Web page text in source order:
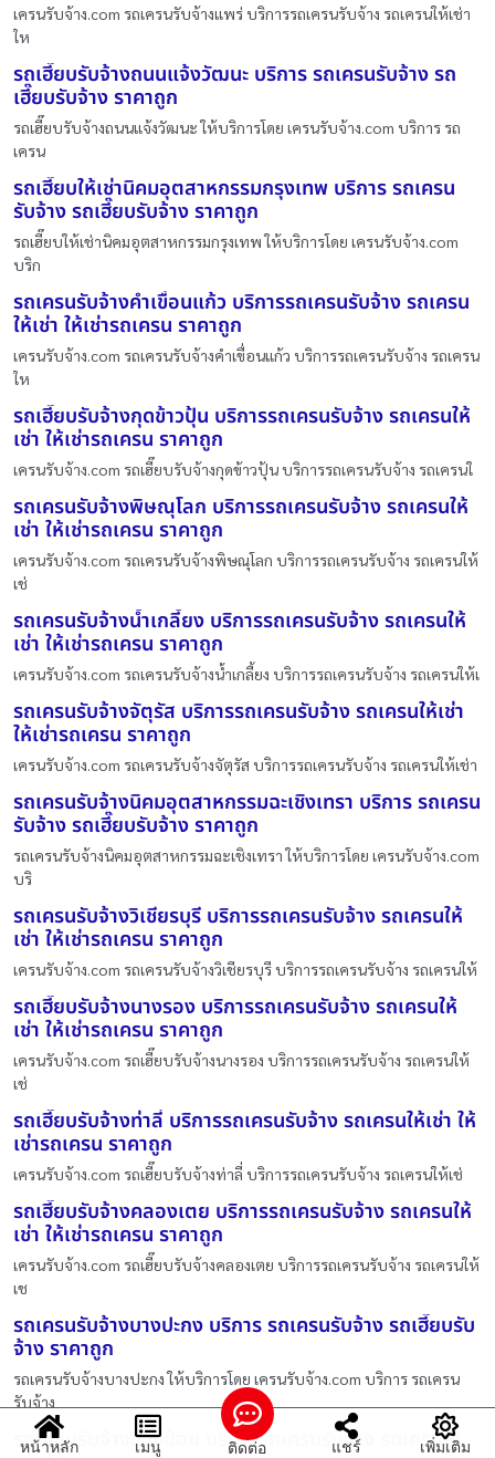
เครนรับจ้าง.com รถเครนรับจ้างแพร่ บริการรถเครนรับจ้าง รถเครนให้เช่า
ให
รถเฮี๊ยบรับจ้างถนนแจ้งวัฒนะ บริการ รถเครนรับจ้าง รถ
เฮี๊ยบรับจ้าง ราคาถูก
รถเฮี๊ยบรับจ้างถนนแจ้งวัฒนะ ให้บริการโดย เครนรับจ้าง.com บริการ รถ
เครน
รถเฮี๊ยบให้เช่านิคมอุตสาหกรรมกรุงเทพ บริการ รถเครน
รับจ้าง รถเฮี๊ยบรับจ้าง ราคาถูก
รถเฮี๊ยบให้เช่านิคมอุตสาหกรรมกรุงเทพ ให้บริการโดย เครนรับจ้าง.com
บริก
รถเครนรับจ้างคำเขื่อนแก้ว บริการรถเครนรับจ้าง รถเครน
ให้เช่า ให้เช่ารถเครน ราคาถูก
เครนรับจ้าง.com รถเครนรับจ้างคำเขื่อนแก้ว บริการรถเครนรับจ้าง รถเครน
ให
รถเฮี๊ยบรับจ้างกุดข้าวปุ้น บริการรถเครนรับจ้าง รถเครนให้
เช่า ให้เช่ารถเครน ราคาถูก
เครนรับจ้าง.com รถเฮี๊ยบรับจ้างกุดข้าวปุ้น บริการรถเครนรับจ้าง รถเครนใ
รถเครนรับจ้างพิษณุโลก บริการรถเครนรับจ้าง รถเครนให้
เช่า ให้เช่ารถเครน ราคาถูก
เครนรับจ้าง.com รถเครนรับจ้างพิษณุโลก บริการรถเครนรับจ้าง รถเครนให้
เช่
รถเครนรับจ้างน้ำเกลี้ยง บริการรถเครนรับจ้าง รถเครนให้
เช่า ให้เช่ารถเครน ราคาถูก
เครนรับจ้าง.com รถเครนรับจ้างน้ำเกลี้ยง บริการรถเครนรับจ้าง รถเครนให้เ
รถเครนรับจ้างจัตุรัส บริการรถเครนรับจ้าง รถเครนให้เช่า
ให้เช่ารถเครน ราคาถูก
เครนรับจ้าง.com รถเครนรับจ้างจัตุรัส บริการรถเครนรับจ้าง รถเครนให้เช่า
รถเครนรับจ้างนิคมอุตสาหกรรมฉะเชิงเทรา บริการ รถเครน
รับจ้าง รถเฮี๊ยบรับจ้าง ราคาถูก
รถเครนรับจ้างนิคมอุตสาหกรรมฉะเชิงเทรา ให้บริการโดย เครนรับจ้าง.com
บริ
รถเครนรับจ้างวิเชียรบุรี บริการรถเครนรับจ้าง รถเครนให้
เช่า ให้เช่ารถเครน ราคาถูก
เครนรับจ้าง.com รถเครนรับจ้างวิเชียรบุรี บริการรถเครนรับจ้าง รถเครนให้
รถเฮี๊ยบรับจ้างนางรอง บริการรถเครนรับจ้าง รถเครนให้
เช่า ให้เช่ารถเครน ราคาถูก
เครนรับจ้าง.com รถเฮี๊ยบรับจ้างนางรอง บริการรถเครนรับจ้าง รถเครนให้
เช่
รถเฮี๊ยบรับจ้างท่าลี่ บริการรถเครนรับจ้าง รถเครนให้เช่า ให้
เช่ารถเครน ราคาถูก
เครนรับจ้าง.com รถเฮี๊ยบรับจ้างท่าลี่ บริการรถเครนรับจ้าง รถเครนให้เช่
รถเฮี๊ยบรับจ้างคลองเตย บริการรถเครนรับจ้าง รถเครนให้
เช่า ให้เช่ารถเครน ราคาถูก
เครนรับจ้าง.com รถเฮี๊ยบรับจ้างคลองเตย บริการรถเครนรับจ้าง รถเครนให้
เช
รถเครนรับจ้างบางปะกง บริการ รถเครนรับจ้าง รถเฮี๊ยบรับ
จ้าง ราคาถูก
รถเครนรับจ้างบางปะกง ให้บริการโดย เครนรับจ้าง.com บริการ รถเครน
รับจ้าง
รถเฮี๊ยบรับจ้างแวงน้อย บริการรถเครนรับจ้าง รถเครนให้
หน้าหลัก เมนู ติดต่อ แชร์ เพิ่มเติม